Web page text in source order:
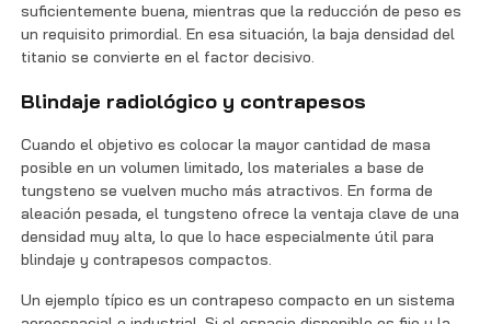
suficientemente buena, mientras que la reducción de peso es
un requisito primordial. En esa situación, la baja densidad del
titanio se convierte en el factor decisivo.
Blindaje radiológico y contrapesos
Cuando el objetivo es colocar la mayor cantidad de masa
posible en un volumen limitado, los materiales a base de
tungsteno se vuelven mucho más atractivos. En forma de
aleación pesada, el tungsteno ofrece la ventaja clave de una
densidad muy alta, lo que lo hace especialmente útil para
blindaje y contrapesos compactos.
Un ejemplo típico es un contrapeso compacto en un sistema